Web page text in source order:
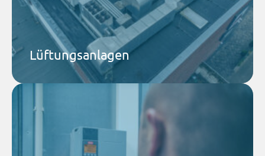
Lüftungsanlagen
Lüftungskonzepte, die Energieeffizienz und
Luftqualität optimal vereinen.
Mehr dazu
Airtec Service GmbH
Wartung, Störungsbeseitigung, Instandsetzung – wir
halten Ihre Anlage am Laufen. Zuverlässig, schnell